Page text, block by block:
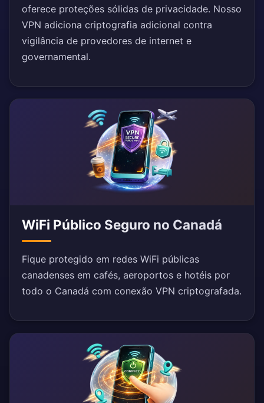
oferece proteções sólidas de privacidade. Nosso
VPN adiciona criptografia adicional contra
vigilância de provedores de internet e
governamental.
WiFi Público Seguro no Canadá
Fique protegido em redes WiFi públicas
canadenses em cafés, aeroportos e hotéis por
todo o Canadá com conexão VPN criptografada.